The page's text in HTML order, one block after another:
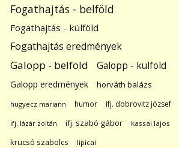
Fogathajtás - belföld
Fogathajtás - külföld
Fogathajtás eredmények
Galopp - belföld Galopp - külföld
Galopp eredmények horváth balázs
hugyecz mariann humor ifj. dobrovitz józsef
ifj. lázár zoltán ifj. szabó gábor kassai lajos
krucsó szabolcs lipicai